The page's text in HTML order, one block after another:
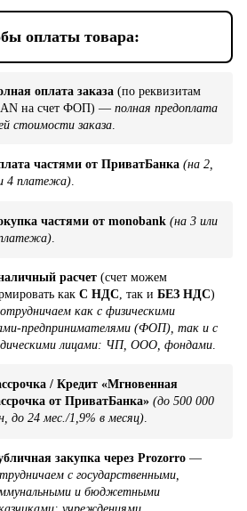
оплаты товара:
оплата заказа (по реквизитам
на счет ФОП) — полная предоплата
стоимости заказа
частями от ПриватБанка (на 2,
4 платежа)
частями от monobank (на 3 или
расчет (счет можем
как С НДС , так и БЕЗ НДС)
как с физическими
предпринимателями (ФОП), так и с
лицами: ЧП, ООО, фондами
/ Кредит «Мгновенная
от ПриватБанка» (до 500 000
до 24 мес./1,9% в месяц).
закупка через Prozorro —
с государственными,
и бюджетными